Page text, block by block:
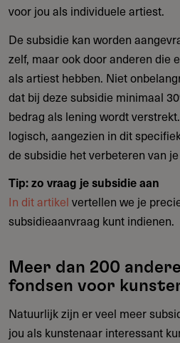
voor jou als individuele artiest.
De subsidie kan worden
zelf, maar ook door anderen die
als artiest hebben. Niet
dat bij deze subsidie minimaal
bedrag als lening wordt
logisch, aangezien in dit
de subsidie het verbeteren van
Tip: zo vraag je subsidie aan
In dit artikel vertellen we je
subsidieaanvraag kunt indienen.
Meer dan 200
fondsen voor
Natuurlijk zijn er veel meer
jou als kunstenaar interessant